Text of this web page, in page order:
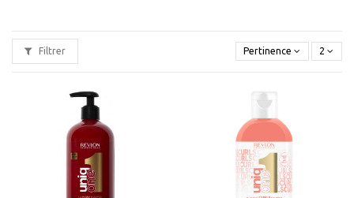
Filtrer Pertinence 2